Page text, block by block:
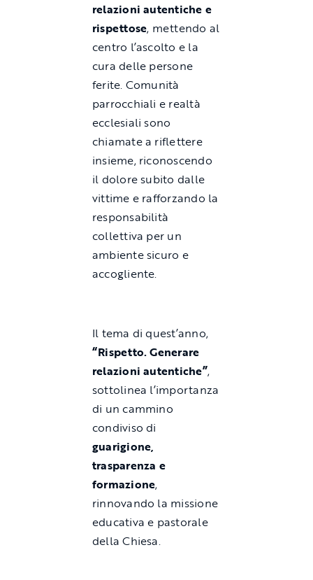
relazioni autentiche e
rispettose, mettendo al
centro l’ascolto e la
cura delle persone
ferite. Comunità
parrocchiali e realtà
ecclesiali sono
chiamate a riflettere
insieme, riconoscendo
il dolore subito dalle
vittime e rafforzando la
responsabilità
collettiva per un
ambiente sicuro e
accogliente.
Il tema di quest’anno,
“Rispetto. Generare
relazioni autentiche”,
sottolinea l’importanza
di un cammino
condiviso di
guarigione,
trasparenza e
formazione,
rinnovando la missione
educativa e pastorale
della Chiesa.